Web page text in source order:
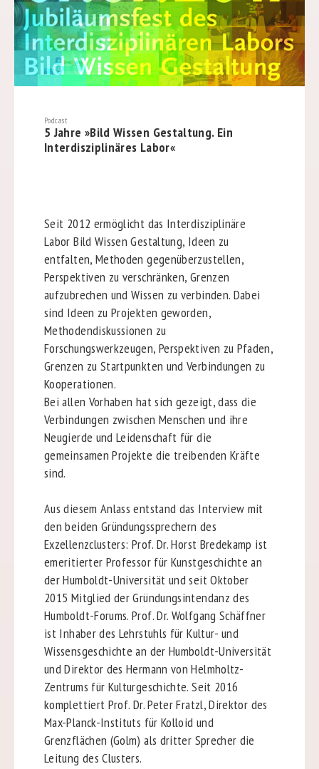
Podcast
5 Jahre »Bild Wissen Gestaltung. Ein
Interdisziplinäres Labor«
Seit 2012 ermöglicht das Interdisziplinäre
Labor Bild Wissen Gestaltung, Ideen zu
entfalten, Methoden gegenüberzustellen,
Perspektiven zu verschränken, Grenzen
aufzubrechen und Wissen zu verbinden. Dabei
sind Ideen zu Projekten geworden,
Methodendiskussionen zu
Forschungswerkzeugen, Perspektiven zu Pfaden,
Grenzen zu Startpunkten und Verbindungen zu
Kooperationen.
Bei allen Vorhaben hat sich gezeigt, dass die
Verbindungen zwischen Menschen und ihre
Neugierde und Leidenschaft für die
gemeinsamen Projekte die treibenden Kräfte
sind.
Aus diesem Anlass entstand das Interview mit
den beiden Gründungssprechern des
Exzellenzclusters: Prof. Dr. Horst Bredekamp ist
emeritierter Professor für Kunstgeschichte an
der Humboldt-Universität und seit Oktober
2015 Mitglied der Gründungsintendanz des
Humboldt-Forums. Prof. Dr. Wolfgang Schäffner
ist Inhaber des Lehrstuhls für Kultur- und
Wissensgeschichte an der Humboldt-Universität
und Direktor des Hermann von Helmholtz-
Zentrums für Kulturgeschichte. Seit 2016
komplettiert Prof. Dr. Peter Fratzl, Direktor des
Max-Planck-Instituts für Kolloid und
Grenzflächen (Golm) als dritter Sprecher die
Leitung des Clusters.